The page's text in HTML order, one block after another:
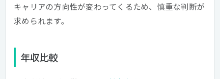
キャリアの方向性が変わってくるため、慎重な判断が
求められます。
年収比較